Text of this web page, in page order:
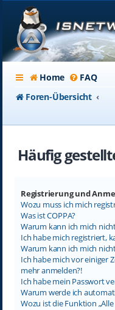
Home FAQ
Foren-Übersicht
Häufig
Registrierung und
Wozu muss ich mich
Was ist COPPA?
Warum kann ich mich
Ich habe mich registriert,
Warum kann ich mich
Ich habe mich vor einiger
mehr anmelden?!
Ich habe mein Passwort
Warum werde ich
Wozu ist die Funktion